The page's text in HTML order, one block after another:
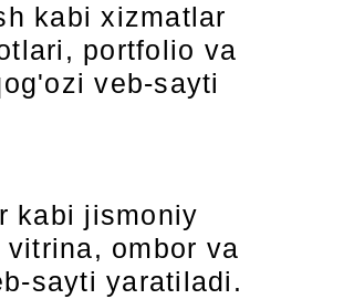
kabi xizmatlar
portfolio va
veb-sayti
kabi jismoniy
ombor va
sayti yaratiladi.